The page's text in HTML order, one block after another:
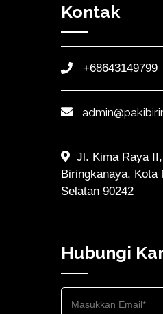
Kontak
+68643149799
Jl. Kima Raya
Biringkanaya, Kota
Selatan 90242
Hubungi